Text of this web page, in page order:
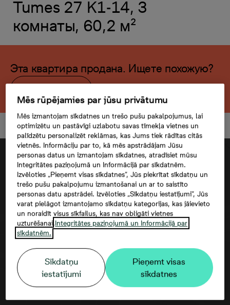
Tumes 27 K1-14, 3
комнаты, 60,2 м²
Эта квартира продана. Ищете похожую?
Согласие третьего лица
Mēs rūpējamies par jūsu privātumu
Mēs izmantojam sīkdatnes un trešo pušu pakalpojumus, lai
optimizētu un pastāvīgi uzlabotu savas tīmekļa vietnes un
palīdzētu personalizēt reklāmas, kas Jums tiek rādītas citās
vietnēs. Informāciju par to, kā mēs apstrādājam Jūsu
personas datus un izmantojam sīkdatnes, atradīsiet mūsu
Integritātes paziņojumā un Informācijā par sīkdatnēm.
Izvēloties „Pieņemt visas sīkdatnes”, Jūs piekrītat sīkdatņu un
trešo pušu pakalpojumu izmantošanai un ar to saistīto
personas datu apstrādei. Izvēloties „Sīkdatņu iestatījumi”, Jūs
varat pielāgot izmantojamo sīkdatņu kategorijas, kas jāievieto
un noraidīt visus sīkfailus, kas nav obligāti vietnes
uzturēšanai.Integritātes paziņojumā un Informācijā par
sīkdatnēm.
Sīkdatņu
iestatījumi
Pieņemt visas
sīkdatnes